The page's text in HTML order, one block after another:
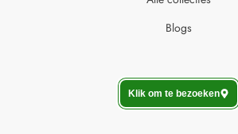
Blogs
Klik om te bezoeken